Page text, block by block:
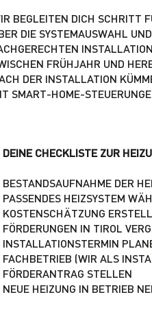
BEGLEITEN DICH SCHRITT
DIE SYSTEMAUSWAHL
FRÜHJAHR UND
DER INSTALLATION
SMART-HOME-
DEINE CHECKLISTE ZUR
DER
HEIZSYSTEM
IN TIROL
(WIR ALS
STELLEN
HEIZUNG IN BETRIEB